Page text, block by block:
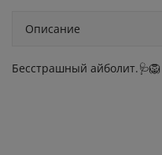
Описание
Бесстрашный айболит.🩺🦁